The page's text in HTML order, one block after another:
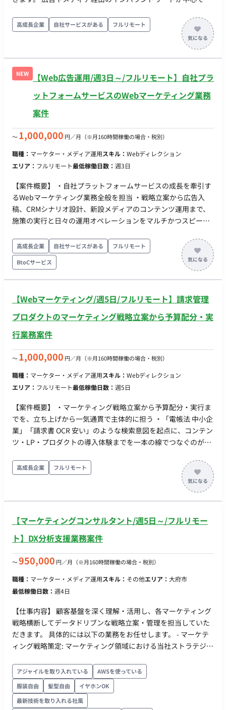
ンです。 【作業内容】 ・広告、メディア掲載、ウェビナー経由
のインバウンドリードへの初回対応、商談設定 ・オンライン商
談での課題ヒアリング、デモ実施、見積提示、クロージング ・
導入後のオンボーディング支援、活用フォロー、定例コミュニ
ケーション ・有料契約からカスタム契約等へのアップセル、ク
ロスセル提案 ・失注、解約理由の分析と、マーケティング／プ
ロダクト側へのフィードバック ・CRM、商談ログの整備および
高成長企業 自社サービスがある フルリモート
NEW
【Web広告運用/週3日～/フルリモート】自社プラ
ットフォームサービスのWebマーケティング業務
案件
〜1,000,000 円／月 （※月160時間稼働の場合・税別）
職種： マーケター・メディア運用スキル： Webディレクション
エリア： フルリモート最低稼働日数： 週3日
【案件概要】 ・自社プラットフォームサービスの成長を牽引す
るWebマーケティング業務全般を担当 ・戦略立案から広告入
稿、CRMシナリオ設計、新設メディアのコンテンツ運用まで、
施策の実行と日々の運用オペレーションをマルチかつスピード
ど）は社内メンバーが担当 【作業内容】 ・Web広告の運用・ク
リエイティブ管理 ・各種Web広告（SNS広告、リスティング
等）の入稿、数値モニタリング、改善 ・CRM施策（公式LINE・
メルマガ等）の運用 ・ユーザーの継続率やLTVを高めるため
テンツ・メディアの運用実務 ・新しく立ち上げるサブドメイン
内でのメディア運用、コンテンツ作成の進行管理（カニバリの
策の数値分析、日々のアクセス解析、レポート作成などの細か
い実務全般 【稼働日数】週20-25時間程度（月100時間以上）
【リモート日数】フルリモート 【場所】フルリモート（全国ど
こからでも可） 【勤務時間】柔軟に相談可能 【備考】 時給精
算で問題ない方 アダルトに抵抗ない方 自己PCで問題ない方
高成長企業 自社サービスがある
フルリモート
BtoCサービス
【Webマーケティング/週5日/フルリモート】請求管理
プロダクトのマーケティング戦略立案から予算配分・実
行業務案件
〜1,000,000 円／月 （※月160時間稼働の場合・税別）
職種： マーケター・メディア運用スキル： Webディレクション
エリア： フルリモート最低稼働日数： 週5日
【案件概要】 ・マーケティング戦略立案から予算配分・実行ま
でを、立ち上げから一気通貫で主体的に担う ・「電帳法 中小企
業」「請求書 OCR 安い」のような検索意図を起点に、コンテン
ツ・LP・プロダクトの導入体験までを一本の線でつなぐのが中
に振り向ける 【作業内容】 ・マーケティング戦略の立案と、年
間／四半期単位の投資計画策定 ・配分された予算をもとにした
チャネルポートフォリオ設計（SEO・コンテンツ・有償広告・
SNS・PR・パートナーシップ等）と KPI 設定 ・検索意図起点で
LP・コピーの初稿量産と、編集・ジャッジ ・「月額固定費ゼロ
から始められる」という独自の強みを、競合比較・検索流入を
プレイ・SNS 広告 等）の戦略立案・実行・運用最適化 ・ファネ
プロダクトチーム・デザイナーと連携した、LP とプロダクト体
験の整合性確保
高成長企業 フルリモート
【マーケティングコンサルタント/週5日～/フルリモー
ト】DX分析支援業務案件
〜950,000 円／月 （※月160時間稼働の場合・税別）
職種： マーケター・メディア運用スキル： その他エリア： 大府市
最低稼働日数： 週4日
【仕事内容】 顧客基盤を深く理解・活用し、各マーケティング
戦略横断してデータドリブンな戦略立案・管理を担当していた
だきます。 具体的には以下の業務をお任せします。 - マーケテ
ィング戦略策定: マーケティング領域における当社ストラテジス
域のロードマップ描く。 - フィジビリティの検証: 社内の資源を
踏まえた戦略のフィジビリティを検証し全体進捗の管理を行
う。必要に応じてストラテジストへ資源追加の提案を行う。 -
サービス/プロジェクトオーナーへの実行支援: 各マーケティン
アジャイルを取り入れている
AWSを使っている
服装自由
髪型自由
イヤホンOK
最新技術を取り入れる社風